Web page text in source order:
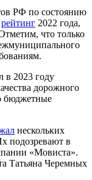
РФ по состоянию
рейтинг 2022 года,
что только
в 2023 году
дорожного
бюджетные
нескольких
подозревают в
«Мовиста».
Татьяна Черемных